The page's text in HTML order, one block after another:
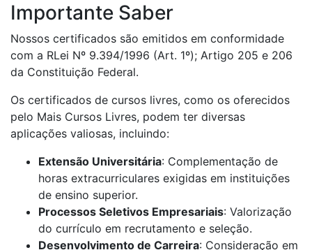
Importante Saber
Nossos certificados são emitidos em conformidade
com a RLei Nº 9.394/1996 (Art. 1º); Artigo 205 e 206
da Constituição Federal.
Os certificados de cursos livres, como os oferecidos
pelo Mais Cursos Livres, podem ter diversas
aplicações valiosas, incluindo:
Extensão Universitária: Complementação de
horas extracurriculares exigidas em instituições
de ensino superior.
Processos Seletivos Empresariais: Valorização
do currículo em recrutamento e seleção.
Desenvolvimento de Carreira: Consideração em